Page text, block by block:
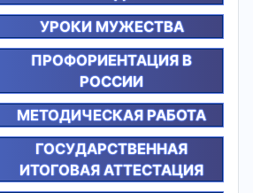
УРОКИ МУЖЕСТВА
ПРОФОРИЕНТАЦИЯ В
РОССИИ
МЕТОДИЧЕСКАЯ РАБОТА
ГОСУДАРСТВЕННАЯ
ИТОГОВАЯ АТТЕСТАЦИЯ